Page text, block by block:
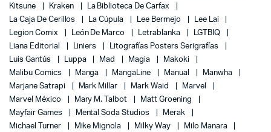
Kitsune
Kraken
La Biblioteca De Carfax
La Caja De Cerillos
La Cúpula Lee Bermejo
Lee Lai
Legion Comix
León De Marco Letrablanka
LGTBIQ
Liana Editorial
Liniers
Litografías Posters Serigrafías
Luis Gantús
Luppa Mad Magia
Makoki
Malibu Comics
Manga MangaLine Manual
Manwha
Marjane Satrapi
Mark Millar Mark Waid
Marvel
Marvel México
Mary M. Talbot
Matt Groening
Mayfair Games
Mental Soda Studios
Merak
Michael Turner
Mike Mignola Milky Way
Milo Manara